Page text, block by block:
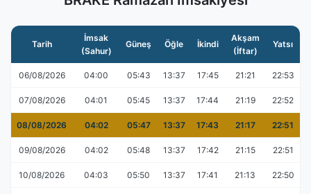
Tarih
İmsak
(Sahur)
Güneş Öğle İkindi
Akşam
(İftar)
Yatsı
06/08/2026 04:00 05:43 13:37 17:45 21:21 22:53
07/08/2026 04:01 05:45 13:37 17:44 21:19 22:52
08/08/2026 04:02 05:47 13:37 17:43 21:17 22:51
09/08/2026 04:02 05:48 13:37 17:42 21:15 22:51
10/08/2026 04:03 05:50 13:37 17:41 21:13 22:50